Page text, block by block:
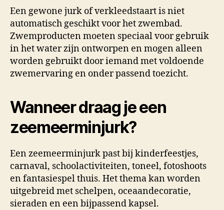
Een gewone jurk of verkleedstaart is niet
automatisch geschikt voor het zwembad.
Zwemproducten moeten speciaal voor gebruik
in het water zijn ontworpen en mogen alleen
worden gebruikt door iemand met voldoende
zwemervaring en onder passend toezicht.
Wanneer draag je een
zeemeerminjurk?
Een zeemeerminjurk past bij kinderfeestjes,
carnaval, schoolactiviteiten, toneel, fotoshoots
en fantasiespel thuis. Het thema kan worden
uitgebreid met schelpen, oceaandecoratie,
sieraden en een bijpassend kapsel.